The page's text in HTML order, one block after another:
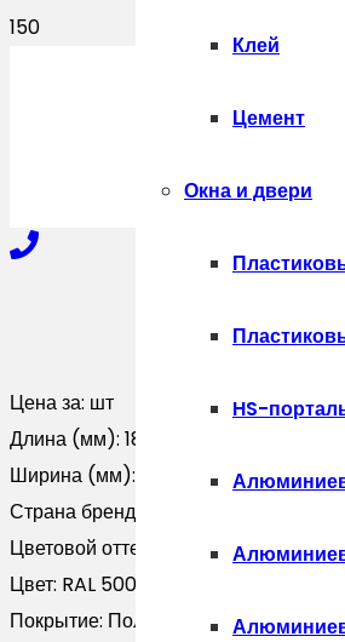
+7-910-327-77-88
Клей
Цемент
Окна и двери
HS-
Цена за: шт
Длина (мм): 1800
Ширина (мм):
Страна бренда:
Цветовой оттенок:
Синий
Цвет: RAL 5005
Покрытие: Полиэстер